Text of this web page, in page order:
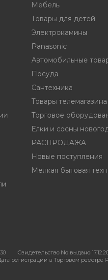
Мебель
Товары для детей
Электрокамины
Panasonic
Автомобильные
Посуда
Сантехника
Товары телемагазина
Торговое
Елки и сосны
РАСПРОДАЖА
Новые поступления
Мелкая бытовая
Свидетельство No выдано
регистрации в Торговом реестре